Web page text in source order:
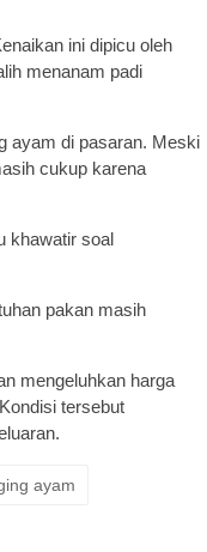
ini dipicu oleh
menanam padi
ayam di pasaran. Meski
cukup karena
khawatir soal
pakan masih
mengeluhkan harga
tersebut
ayam